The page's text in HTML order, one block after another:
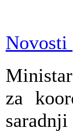
Novosti
za